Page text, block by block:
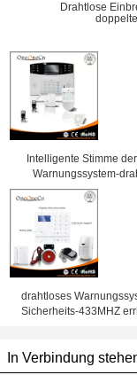
Drahtlose
Intelligente Stimme
Warnungssystem-
Alarmanlage-System-
drahtloses
Sicherheits-433MHZ
In Verbindung